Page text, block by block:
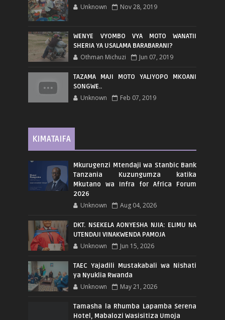
Unknown Nov 28, 2019
WENYE VYOMBO VYA MOTO WANATII
SHERIA YA USALAMA BARABARANI?
Othman Michuzi Jun 07, 2019
TAZAMA MAJI MOTO YALIYOPO MKOANI
SONGWE..
Unknown Feb 07, 2019
KIMATAIFA
Mkurugenzi Mtendaji wa Stanbic Bank
Tanzania Kuzungumza katika
Mkutano wa Infra for Africa Forum
2026
Unknown Aug 04, 2026
DKT. NSEKELA AONYESHA NJIA: ELIMU NA
UTENDAJI VINAKWENDA PAMOJA
Unknown Jun 15, 2026
TAEC Yajadili Mustakabali wa Nishati
ya Nyuklia Rwanda
Unknown May 21, 2026
Tamasha la Rhumba Lapamba Serena
Hotel, Mabalozi Wasisitiza Umoja